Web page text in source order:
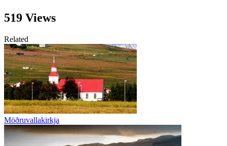
519 Views
Related
Möðruvallakirkja